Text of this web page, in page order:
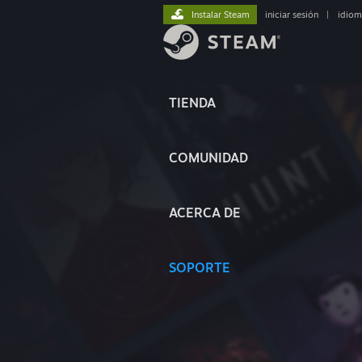
TIENDA
COMUNIDAD
ACERCA DE
SOPORTE
Instalar Steam iniciar sesión